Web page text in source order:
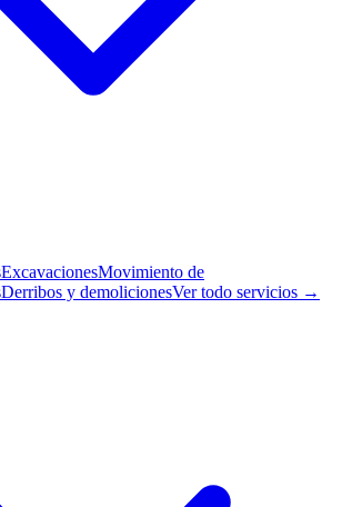
ExcavacionesMovimiento de
Derribos y demolicionesVer todo servicios →